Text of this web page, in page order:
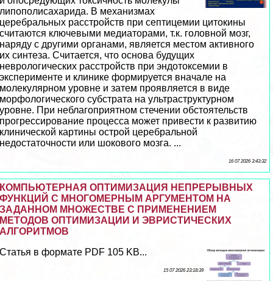
липополисахарида. В механизмах
церебральных расстройств при септицемии цитокины
считаются ключевыми медиаторами, т.к. головной мозг,
наряду с другими органами, является местом активного
их синтеза. Считается, что основа будущих
неврологических расстройств при эндотоксемии в
эксперименте и клинике формируется вначале на
молекулярном уровне и затем проявляется в виде
морфологического субстрата на ультраструктурном
уровне. При нeблагоприятном стечении обстоятельств
прогрессирование процесса может привести к развитию
клинической картины острой церебральной
недостаточности или шокового мозга. ...
16 07 2026 3:43:32
КОМПЬЮТЕРНАЯ ОПТИМИЗАЦИЯ НЕПРЕРЫВНЫХ
ФУНКЦИЙ С МНОГОМЕРНЫМ АРГУМЕНТОМ НА
ЗАДАННОМ МНОЖЕСТВЕ С ПРИМЕНЕНИЕМ
МЕТОДОВ ОПТИМИЗАЦИИ И ЭВРИСТИЧЕСКИХ
АЛГОРИТМОВ
Статья в формате PDF 105 KB...
15 07 2026 23:18:39